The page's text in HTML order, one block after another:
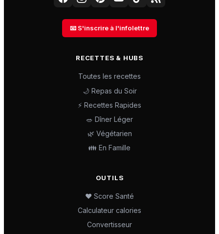
📧 S'inscrire à l'infolettre
RECETTES & HUBS
Toutes les recettes
🌙 Repas du Soir
⚡ Recettes Rapides
🥗 Dîner Léger
🌿 Végétarien
👪 En Famille
OUTILS
❤️ Score Santé
Calculateur calories
Convertisseur